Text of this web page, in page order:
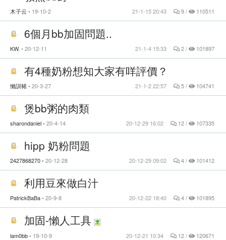
木子云 19-10-2 9 / 110511
21-1-15 20:43
6個月bb加固問題..
KW. 20-12-11 2 / 101897
21-1-4 15:33
有4種奶粉想知大家有咩評價？
懶訓豬 20-3-27 5 / 104741
21-1-2 22:57
煲bb粥的肉類
sharondaniel 20-4-14 12 / 107335
20-12-29 16:02
hipp 奶粉問題
2427868270 20-12-28 4 / 101412
20-12-29 09:02
利用豆來做白汁
PatrickBaBa 20-9-8 4 / 101895
20-12-22 18:40
加固-懶人工具
lam0bb 19-10-9 12 / 120671
20-12-21 10:34